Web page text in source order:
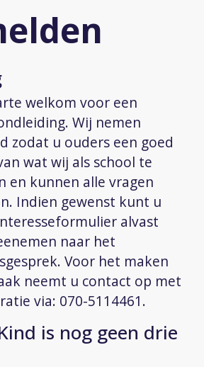
contact
welkom voor een
Wij nemen
zodat u ouders een goed
wat wij als school te
en kunnen alle vragen
Indien gewenst kunt u
alvast
naar het
Voor het maken
neemt u contact op met
via: 070-5114461.
is nog geen drie